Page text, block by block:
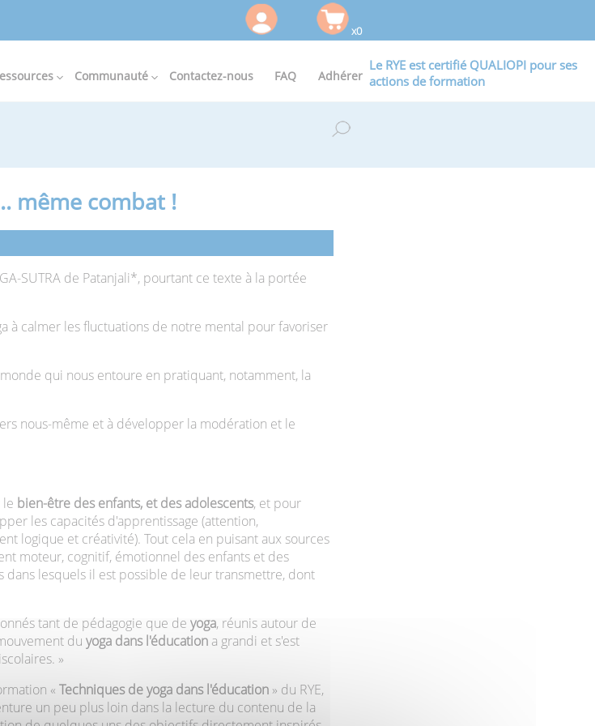
x0
Communauté Contactez-nous FAQ Adhérer
Le RYE est certifié QUALIOPI pour ses
actions de formation
même combat !
SUTRA de Patanjali*, pourtant ce texte à la portée
à calmer les fluctuations de notre mental pour favoriser
qui nous entoure en pratiquant, notamment, la
nous-même et à développer la modération et le
le bien-être des enfants, et des adolescents, et pour
les capacités d'apprentissage (attention,
logique et créativité). Tout cela en puisant aux sources
moteur, cognitif, émotionnel des enfants et des
dans lesquels il est possible de leur transmettre, dont
tant de pédagogie que de yoga, réunis autour de
du yoga dans l'éducationa grandi et s'est
»
« Techniques de yoga dans l'éducation» du RYE,
un peu plus loin dans la lecture du contenu de la